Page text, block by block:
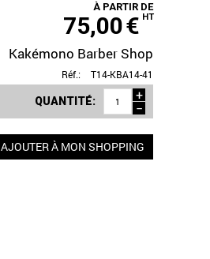
À PARTIR DE
75,00€ HT
Kakémono Barber Shop
Réf.: T14-KBA14-41
QUANTITÉ:
+
−
AJOUTER À MON SHOPPING